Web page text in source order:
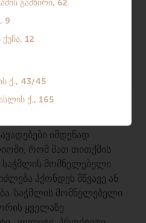
საჭმლის მომნელებელი
იმდენად
რომ მათ თითქმის
საჭმლის მომნელებელი
ჰქონდეს მწვავე ან
საჭმლის მომნელებელი
ყველაზე